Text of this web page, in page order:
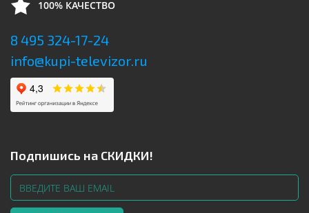
100% КАЧЕСТВО
8 495 324-17-24
info@kupi-televizor.ru
Подпишись на СКИДКИ!